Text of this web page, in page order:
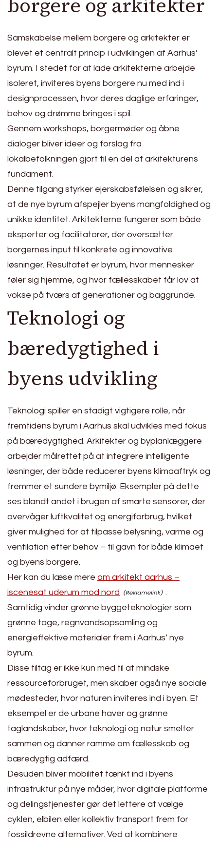
borgere og arkitekter
Samskabelse mellem borgere og arkitekter er
blevet et centralt princip i udviklingen af Aarhus’
byrum. I stedet for at lade arkitekterne arbejde
isoleret, inviteres byens borgere nu med ind i
designprocessen, hvor deres daglige erfaringer,
behov og drømme bringes i spil.
Gennem workshops, borgermøder og åbne
dialoger bliver ideer og forslag fra
lokalbefolkningen gjort til en del af arkitekturens
fundament.
Denne tilgang styrker ejerskabsfølelsen og sikrer,
at de nye byrum afspejler byens mangfoldighed og
unikke identitet. Arkitekterne fungerer som både
eksperter og facilitatorer, der oversætter
borgernes input til konkrete og innovative
løsninger. Resultatet er byrum, hvor mennesker
føler sig hjemme, og hvor fællesskabet får lov at
vokse på tværs af generationer og baggrunde.
Teknologi og
bæredygtighed i
byens udvikling
Teknologi spiller en stadigt vigtigere rolle, når
fremtidens byrum i Aarhus skal udvikles med fokus
på bæredygtighed. Arkitekter og byplanlæggere
arbejder målrettet på at integrere intelligente
løsninger, der både reducerer byens klimaaftryk og
fremmer et sundere bymiljø. Eksempler på dette
ses blandt andet i brugen af smarte sensorer, der
overvåger luftkvalitet og energiforbrug, hvilket
giver mulighed for at tilpasse belysning, varme og
ventilation efter behov – til gavn for både klimaet
og byens borgere.
Her kan du læse mere om arkitekt aarhus –
iscenesat uderum mod nord
.
Samtidig vinder grønne byggeteknologier som
grønne tage, regnvandsopsamling og
energieffektive materialer frem i Aarhus’ nye
byrum.
Disse tiltag er ikke kun med til at mindske
ressourceforbruget, men skaber også nye sociale
mødesteder, hvor naturen inviteres ind i byen. Et
eksempel er de urbane haver og grønne
taglandskaber, hvor teknologi og natur smelter
sammen og danner ramme om fællesskab og
bæredygtig adfærd.
Desuden bliver mobilitet tænkt ind i byens
infrastruktur på nye måder, hvor digitale platforme
og delingstjenester gør det lettere at vælge
cyklen, elbilen eller kollektiv transport frem for
fossildrevne alternativer. Ved at kombinere